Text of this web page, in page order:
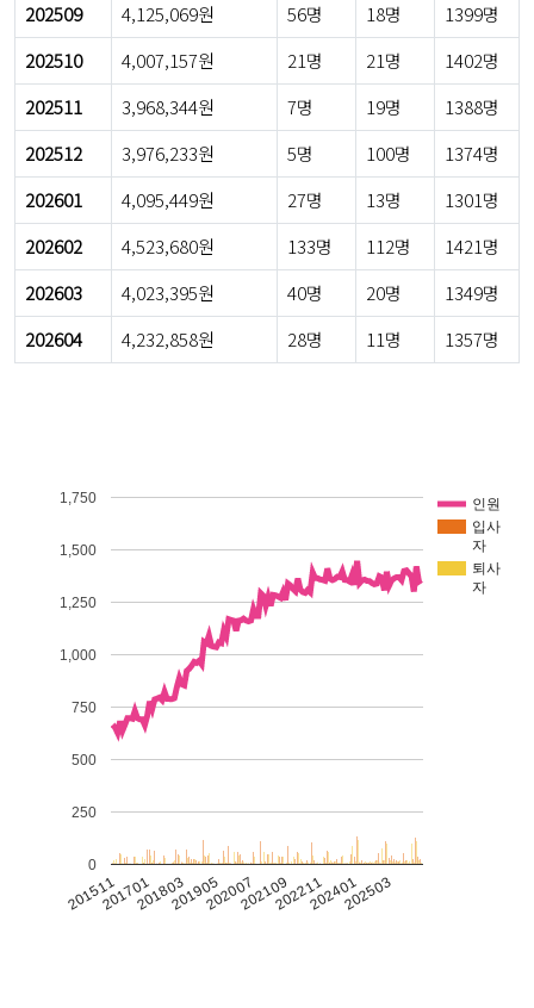
202509
4,125,069원 56명 18명
1399명
202510
4,007,157원 21명 21명
1402명
202511
3,968,344원 7명 19명
1388명
202512
3,976,233원 5명 100명
1374명
202601
4,095,449원 27명 13명
1301명
202602
4,523,680원 133명 112명
1421명
202603
4,023,395원 40명 20명
1349명
202604
4,232,858원 28명 11명 1357명
인원
입사
자
퇴사
자
201511201701201803201905202007202109202211202401202503
0
250
500
750
1,000
1,250
1,500
1,750